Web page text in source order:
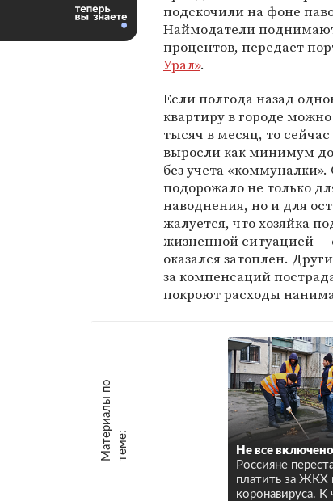
подскочили на фоне
Наймодатели
процентов, передает
Урал».
Если полгода назад
квартиру в городе
тысяч в месяц, то
выросли как минимум
без учета
подорожало не только
наводнения, но и для
жалуется, что хозяйка
жизненной ситуацией —
оказался затоплен.
за компенсаций
покроют расходы
М
а
т е
р
и
а
л
ы
п
о
т
е
м
е :
Не все включено
Россияне
платить за ЖКХ
коронавируса. К